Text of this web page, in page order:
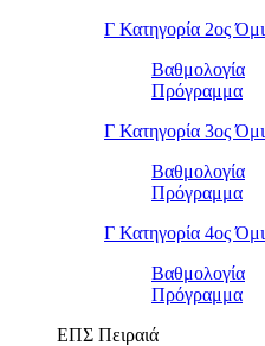
Γ Κατηγορία 2ος
Βαθμολογία
Πρόγραμμα
Γ Κατηγορία 3ος
Βαθμολογία
Πρόγραμμα
Γ Κατηγορία 4ος
Βαθμολογία
Πρόγραμμα
ΕΠΣ Πειραιά